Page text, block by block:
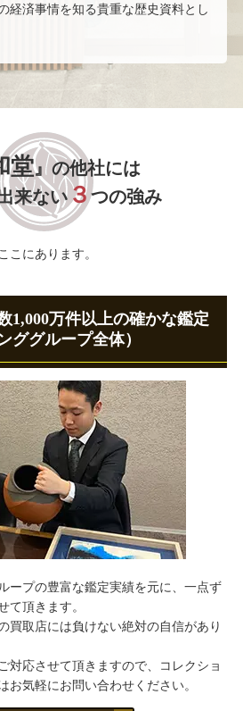
経済事情を知る貴重な歴史資料とし
堂』の他社には
来ない ３つの強み
こにあります。
1,000万件以上の確かな鑑定
ググループ全体）
ープの豊富な鑑定実績を元に、一点ず
て頂きます。
買取店には負けない絶対の自信があり
対応させて頂きますので、コレクショ
お気軽にお問い合わせください。